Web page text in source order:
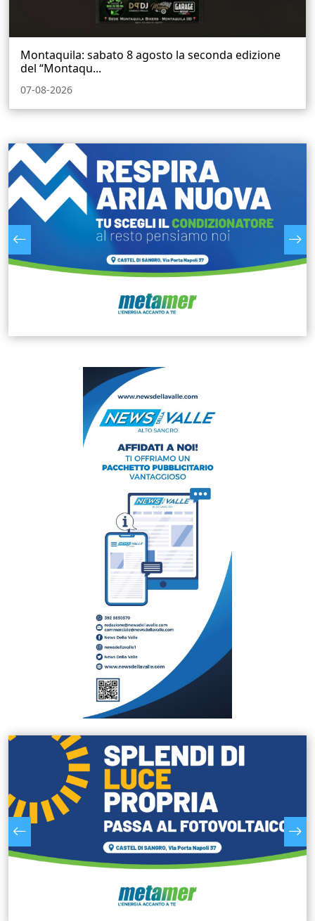
Montaquila: sabato 8 agosto la seconda edizione
del “Montaqu...
07-08-2026